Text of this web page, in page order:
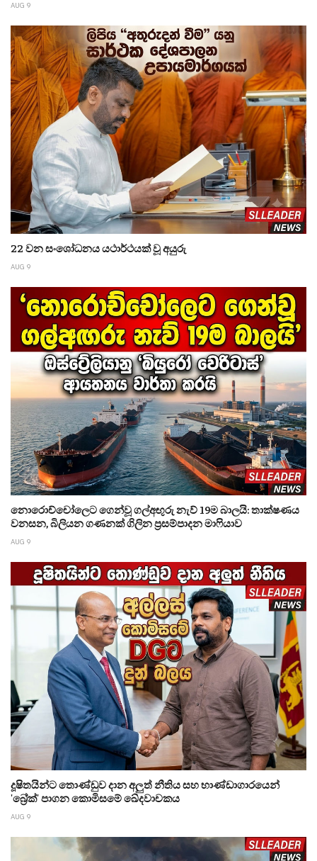
AUG 9
22 වන සංශෝධනය යථාර්ථයක් වූ අයුරු
AUG 9
නොරොච්චෝලෙට ගෙන්වූ ගල්අඟුරු නැව් 19ම බාලයි: තාක්ෂණය
වනසන, බිලියන ගණනක් ගිලින ප්‍රසම්පාදන මාෆියාව
AUG 9
දූෂිතයින්ට තොණ්ඩුව දාන අලුත් නීතිය සහ භාණ්ඩාගාරයෙන්
'බ්‍රේක්' පාගන කොමිසමේ ඛේදවාචකය
AUG 9